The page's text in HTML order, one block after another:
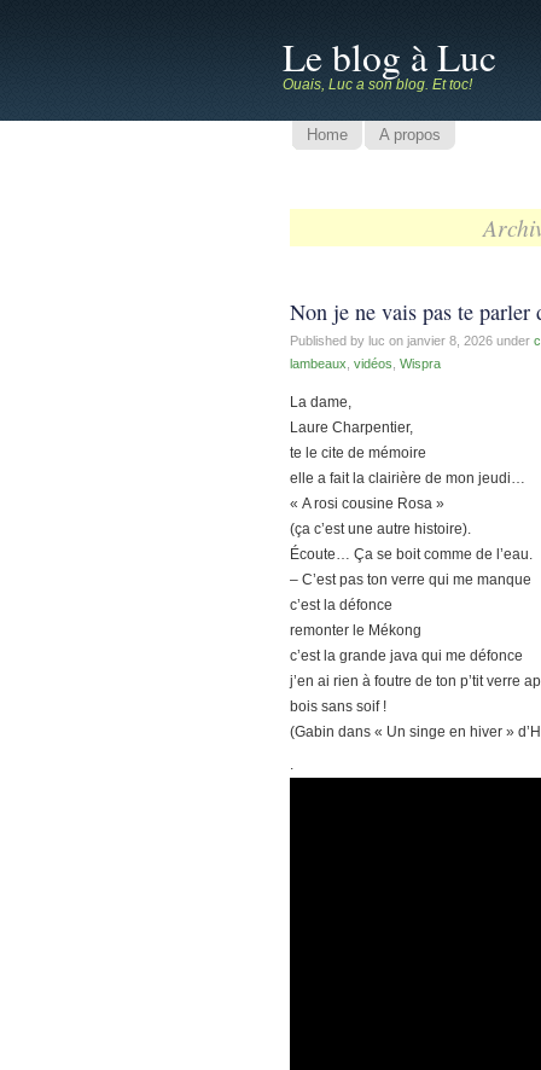
Le blog à Luc
Ouais, Luc a son blog. Et toc!
Home A propos
Non je ne vais pas te
Published by luc on janvier 8, 2026 under
lambeaux vidéos Wispra
La dame,
Laure Charpentier,
te le cite de mémoire
elle a fait la clairière de mon jeudi…
« A rosi cousine Rosa »
(ça c’est une autre histoire).
Écoute… Ça se boit comme de l’eau.
– C’est pas ton verre qui me manque
c’est la défonce
remonter le Mékong
c’est la grande java qui me défonce
j’en ai rien à foutre de ton p’tit verre
bois sans soif !
(Gabin dans « Un singe en hiver »
.